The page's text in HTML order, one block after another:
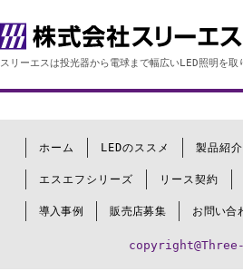
スリーエスは投光器から電球まで幅広いLED照明を取
ホーム LEDのススメ 製品紹介
エスエフシリーズ リース契約
導入事例 販売店募集 お問い合